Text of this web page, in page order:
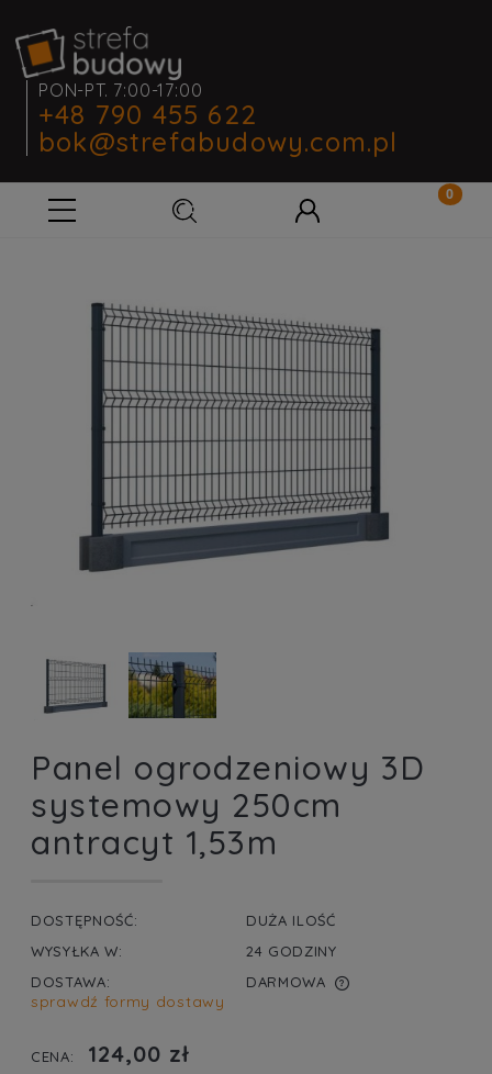
PON-PT. 7:00-17:00
+48 790 455 622
bok@strefabudowy.com.pl
Panel ogrodzeniowy 3D
systemowy 250cm
antracyt 1,53m
DOSTĘPNOŚĆ:
DUŻA ILOŚĆ
WYSYŁKA W:
24 GODZINY
DOSTAWA:
DARMOWA
CENA NIE ZAWIERA EWENTUALNYCH KOSZTÓW
sprawdź formy dostawy
CENA: 124,00 zł